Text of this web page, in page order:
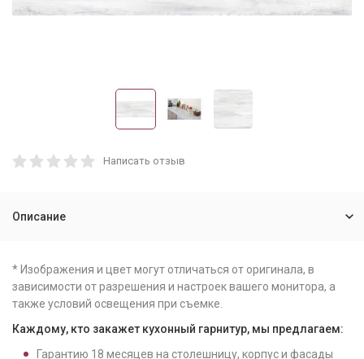
Написать отзыв
Описание
* Изображения и цвет могут отличаться от оригинала, в
зависимости от разрешения и настроек вашего монитора, а
также условий освещения при съемке.
Каждому, кто закажет кухонный гарнитур, мы предлагаем:
Гарантию 18 месяцев на столешницу, корпус и фасады